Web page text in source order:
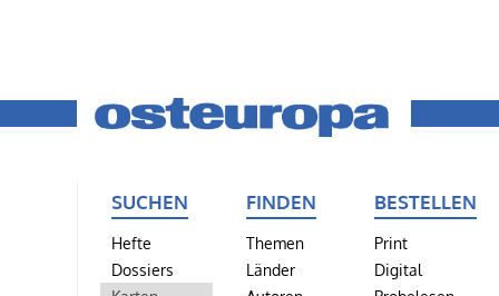
SUCHEN
Hefte
Dossiers
FINDEN
Themen
Länder
BESTELLEN
Print
Digital